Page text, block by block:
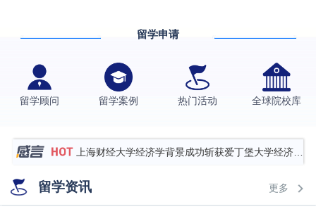
留学申请
留学顾问 留学案例 热门活动 全球院校库
格拉斯哥大学国际商务硕士录取案例
伯明翰大学数字媒体与创意产业硕士录取案例
Offer
上海财经大学经济学背景成功斩获爱丁堡大学经济学
硕士录取
数学背景的他，靠“供应链”故事敲开哥大、宾大之门
专科逆袭伦敦大学学院UCL录取案例解析
留学资讯 更多